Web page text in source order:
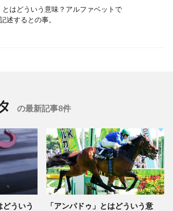
とはどういう意味？アルファベットで
述するとの事。
の最新記事8件
どういう
「アンパドゥ」とはどういう意